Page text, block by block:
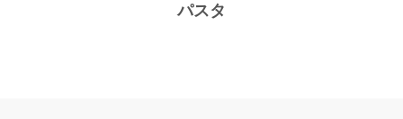
パスタ